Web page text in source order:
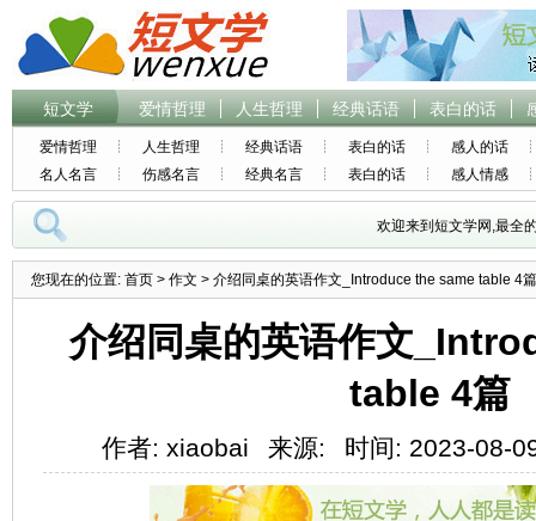
短文学 爱情哲理 人生哲理 经典话语 表白的话
爱情哲理 人生哲理 经典话语 表白的话
感人的话
名人名言
伤感名言 经典名言 表白的话 感人情感
欢迎来到短文学网,最全
您现在的位置: 首页 > 作文 > 介绍同桌的英语作文_Introduce the same table 4篇
介绍同桌的英语作文
table 4篇
作者: xiaobai 来源: 时间: 2023-08-